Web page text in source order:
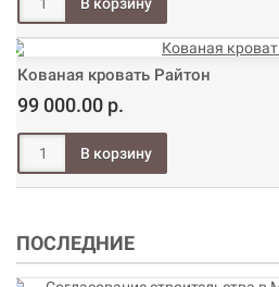
Кованая кровать Райтон
99 000.00 р.
ПОСЛЕДНИЕ